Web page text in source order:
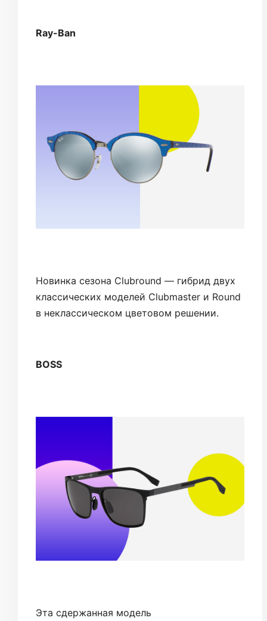
Ray-Ban
Новинка сезона Clubround — гибрид двух
классических моделей Clubmaster и Round
в неклассическом цветовом решении.
BOSS
Эта сдержанная модель